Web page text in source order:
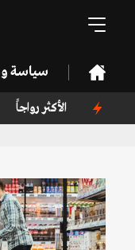
سياسة
الأكثر رواجاً